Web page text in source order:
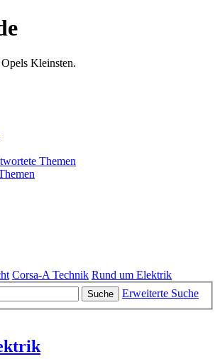
Kleinsten.
Themen
Corsa-A Technik Rund um Elektrik
Suche
Erweiterte Suche